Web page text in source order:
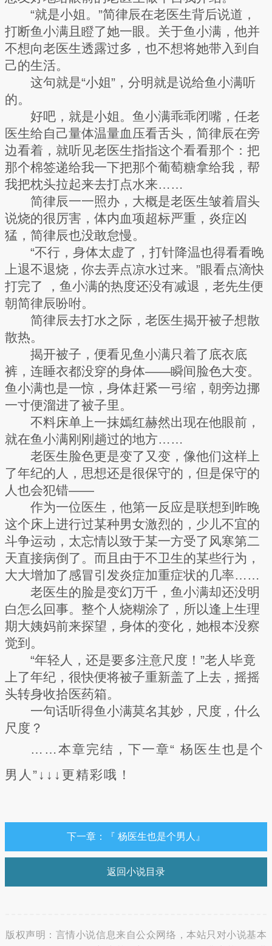
“就是小姐。”简律辰在老医生背后说道，
打断鱼小满且瞪了她一眼。关于鱼小满，他并
不想向老医生透露过多，也不想将她带入到自
己的生活。
这句就是“小姐”，分明就是说给鱼小满听
的。
好吧，就是小姐。鱼小满乖乖闭嘴，任老
医生给自己量体温量血压看舌头，简律辰在旁
边看着，就听见老医生指指这个看看那个：把
那个棉签递给我一下把那个葡萄糖拿给我，帮
我把枕头拉起来去打点水来……
简律辰一一照办，大概是老医生皱着眉头
说烧的很厉害，体内血项超标严重，炎症凶
猛，简律辰也没敢怠慢。
“不行，身体太虚了，打针降温也得看看晚
上退不退烧，你去弄点凉水过来。”眼看点滴快
打完了 ，鱼小满的热度还没有减退，老先生便
朝简律辰吩咐。
简律辰去打水之际，老医生揭开被子想散
散热。
揭开被子，便看见鱼小满只着了底衣底
裤，连睡衣都没穿的身体——瞬间脸色大变。
鱼小满也是一惊，身体赶紧一弓缩，朝旁边挪
一寸便溜进了被子里。
不料床单上一抹嫣红赫然出现在他眼前，
就在鱼小满刚刚趟过的地方……
老医生脸色更是变了又变，像他们这样上
了年纪的人，思想还是很保守的，但是保守的
人也会犯错——
作为一位医生，他第一反应是联想到昨晚
这个床上进行过某种男女激烈的，少儿不宜的
斗争运动，太忘情以致于某一方受了风寒第二
天直接病倒了。而且由于不卫生的某些行为，
大大增加了感冒引发炎症加重症状的几率……
老医生的脸是变幻万千，鱼小满却还没明
白怎么回事。整个人烧糊涂了，所以逢上生理
期大姨妈前来探望，身体的变化，她根本没察
觉到。
“年轻人，还是要多注意尺度！”老人毕竟
上了年纪，很快便将被子重新盖了上去，摇摇
头转身收拾医药箱。
一句话听得鱼小满莫名其妙，尺度，什么
尺度？
……本章完结，下一章“ 杨医生也是个
男人”↓↓↓更精彩哦！
下一章：『 杨医生也是个男人』
返回小说目录
版权声明：言情小说信息来自公众网络，本站只对小说基本